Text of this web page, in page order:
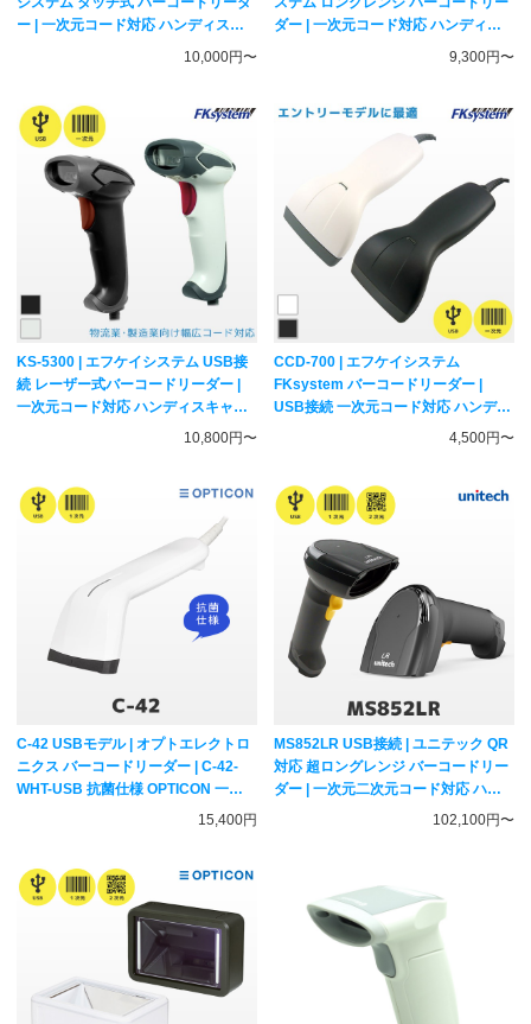
ー | 一次元コード対応 ハンディスキ
10,000円〜
ダー | 一次元コード対応 ハンディス
9,300円〜
KS-5300 | エフケイシステム USB接
続 レーザー式バーコードリーダー |
一次元コード対応 ハンディスキャナ
10,800円〜
CCD-700 | エフケイシステム
FKsystem バーコードリーダー |
USB接続 一次元コード対応 ハンディ
スキャナー JAN ISBN 書籍コード
4,500円〜
C-42 USBモデル | オプトエレクトロ
ニクス バーコードリーダー | C-42-
WHT-USB 抗菌仕様 OPTICON 一次
元コード対応 ハンディスキャナー
15,400円
MS852LR USB接続 | ユニテック QR
対応 超ロングレンジ バーコードリー
ダー | 一次元二次元コード対応 ハン
102,100円〜